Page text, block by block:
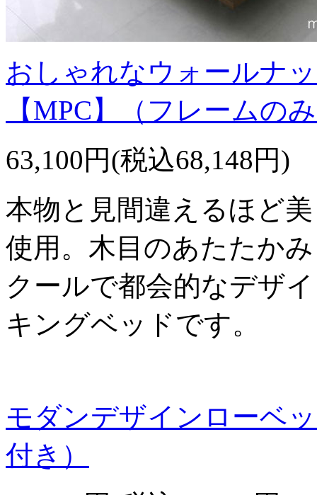
おしゃれなウォールナ
【MPC】（フレームの
63,100円(税込68,148円)
本物と見間違えるほど
使用。木目のあたたか
クールで都会的なデザ
キングベッドです。
モダンデザインローベ
付き）